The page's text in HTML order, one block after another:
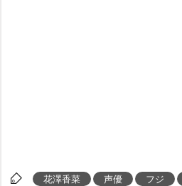
花澤香菜 声優 フジ